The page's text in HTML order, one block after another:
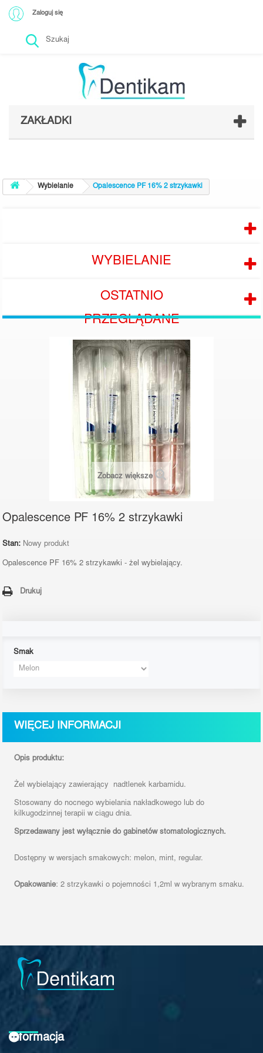
Zaloguj się
ZAKŁADKI
Wybielanie Opalescence PF 16% 2 strzykawki
WYBIELANIE
OSTATNIO
PRZEGLĄDANE
Zobacz większe
Opalescence PF 16% 2 strzykawki
Stan: Nowy produkt
Opalescence PF 16% 2 strzykawki -żel wybielający.
Drukuj
Smak
WIĘCEJ INFORMACJI
Opis produktu:
Żel wybielający zawierający nadtlenek karbamidu.
Stosowany do nocnego wybielania nakładkowego lub do
kilkugodzinnej terapii w ciągu dnia.
Sprzedawany jest wyłącznie do gabinetów stomatologicznych.
Dostępny w wersjach smakowych: melon, mint, regular.
Opakowanie: 2 strzykawki o pojemności 1,2ml w wybranym smaku.
Informacja